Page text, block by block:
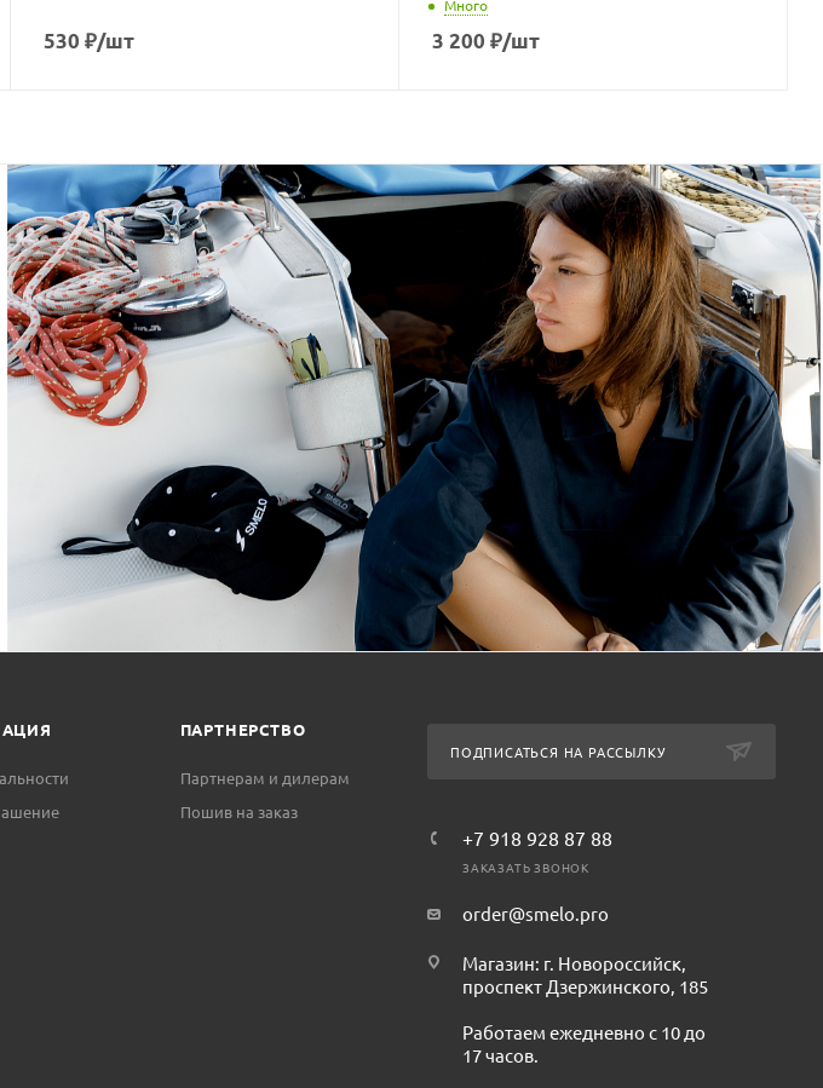
530 ₽/шт
Много
3 200 ₽/шт
ПАРТНЕРСТВО
Партнерам и дилерам
Пошив на заказ
ПОДПИСАТЬСЯ НА РАССЫЛКУ
+7 918 928 87 88
ЗАКАЗАТЬ ЗВОНОК
order@smelo.pro
Магазин: г. Новороссийск,
проспект Дзержинского, 185
Работаем ежедневно с 10 до
17 часов.